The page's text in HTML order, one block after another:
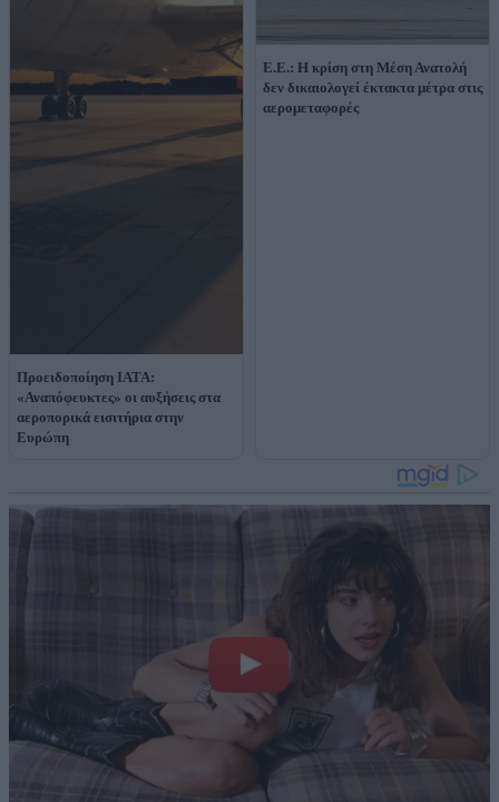
Προειδοποίηση IATA:
«Αναπόφευκτες» οι αυξήσεις στα
αεροπορικά εισιτήρια στην
Ευρώπη
Ε.Ε.: Η κρίση στη Μέση Ανατολή
δεν δικαιολογεί έκτακτα μέτρα στις
αερομεταφορές